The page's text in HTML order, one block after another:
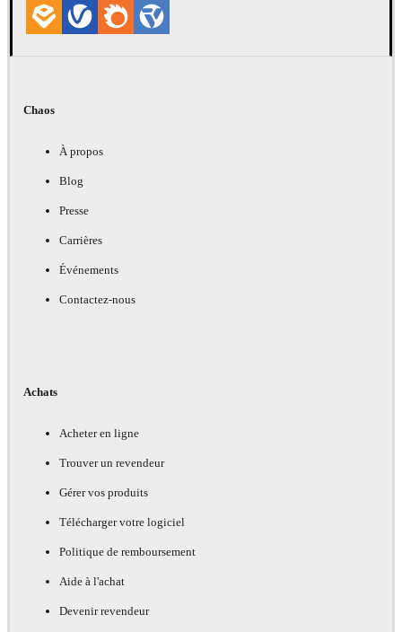
Chaos
À propos
Blog
Presse
Carrières
Événements
Contactez-nous
Achats
Acheter en ligne
Trouver un revendeur
Gérer vos produits
Télécharger votre logiciel
Politique de remboursement
Aide à l'achat
Devenir revendeur